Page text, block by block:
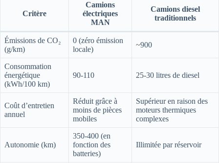
Critère
Camions
électriques
MAN
Camions diesel
traditionnels
Émissions de CO₂
(g/km)
0 (zéro émission
locale)
~900
Consommation
énergétique
(kWh/100 km)
90-110 25-30 litres de diesel
Coût d’entretien
annuel
Réduit grâce à
moins de pièces
mobiles
Supérieur en raison des
moteurs thermiques
complexes
Autonomie (km)
350-400 (en
fonction des
batteries)
Illimitée par réservoir